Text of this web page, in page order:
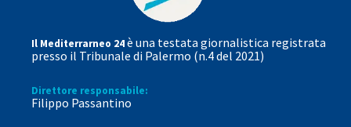
Il Mediterrarneo 24è una testata giornalistica registrata
presso il Tribunale di Palermo (n.4 del 2021)
Direttore responsabile:
Filippo Passantino